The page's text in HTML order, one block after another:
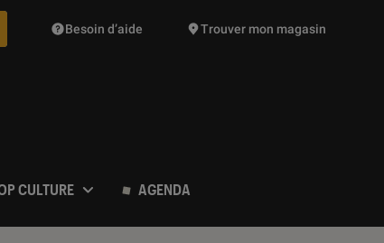
Des suggestions de produits vont vous être proposées
Besoin d’aide Trouver mon magasin
CULTURE AGENDA